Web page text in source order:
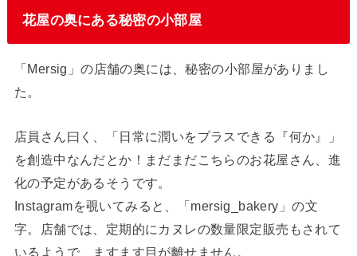
花屋の奥にある秘密の小部屋
「Mersig」の店舗の奥には、秘密の小部屋がありまし
た。
店員さん曰く、「日常に潤いをプラスできる『何か』」
を創造中なんだとか！まだまだこちらのお花屋さん、進
化の予定があるそうです。
Instagramを覗いてみると、「mersig_bakery」の文
字。店舗では、定期的にカヌレの数量限定販売もされて
いるようで、ますます目が離せません。